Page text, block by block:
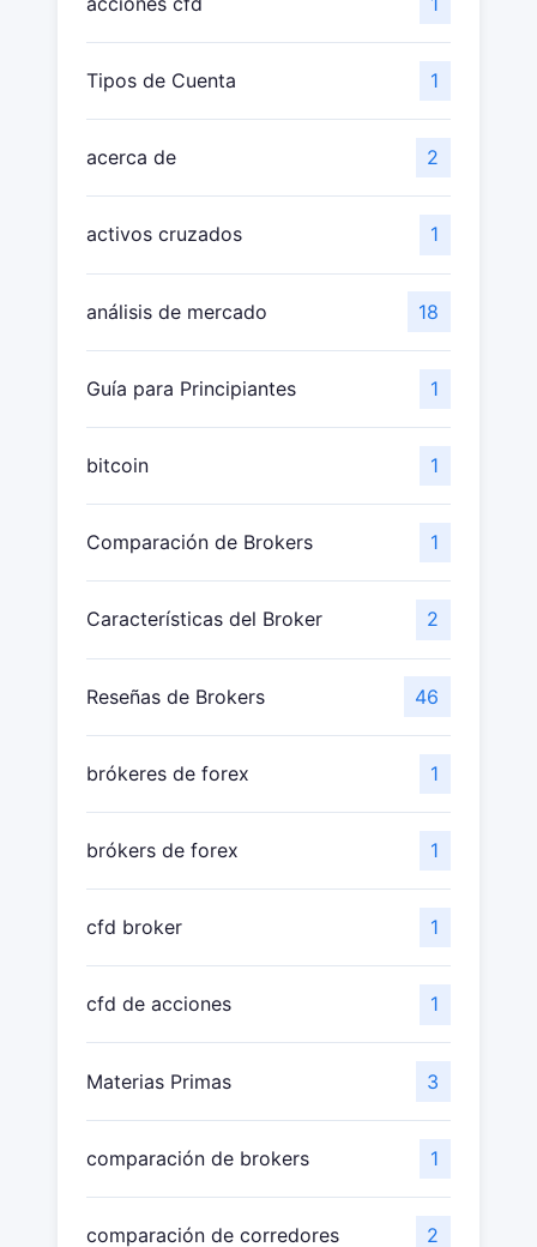
Tipos de Cuenta 1
acerca de 2
activos cruzados 1
análisis de mercado 18
Guía para Principiantes 1
bitcoin 1
Comparación de Brokers 1
Características del Broker 2
Reseñas de Brokers 46
brókeres de forex 1
brókers de forex 1
cfd broker 1
cfd de acciones 1
Materias Primas 3
comparación de brokers 1
comparación de corredores 2